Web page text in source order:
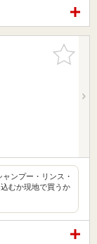
お気に入
りに追加
ンプー・リンス・
むか現地で買うか